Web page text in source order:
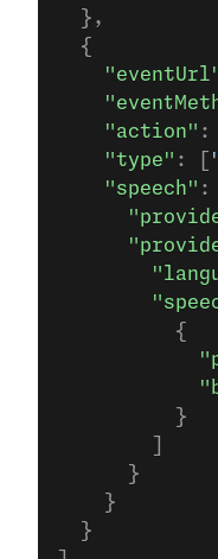
  },
  {
    "action"
:
    "type"
: [
    "speech"
:
          {
          }
      }
    }
  }